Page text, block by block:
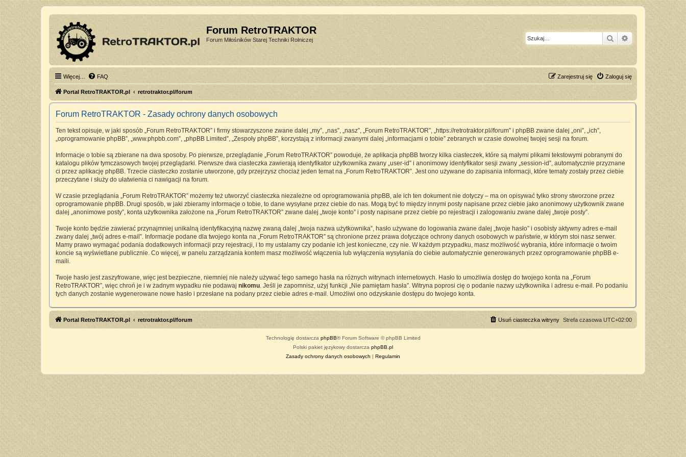
Forum RetroTRAKTOR
Forum Miłośników Starej Techniki Rolniczej Szukaj
Więcej… FAQ Zaloguj się
Zarejestruj się
Portal RetroTRAKTOR.pl retrotraktor.pl/forum
Forum RetroTRAKTOR - Zasady ochrony danych osobowych
Ten tekst opisuje, w jaki sposób „Forum RetroTRAKTOR” i firmy stowarzyszone zwane dalej „my”, „nas”, „nasz”, „Forum RetroTRAKTOR”, „https://retrotraktor.pl//forum” i phpBB zwane dalej „oni”, „ich”,
„oprogramowanie phpBB”, „www.phpbb.com”, „phpBB Limited”, „Zespoły phpBB”, korzystają z informacji zwanymi dalej „informacjami o tobie” zebranych w czasie dowolnej twojej sesji na forum.
Informacje o tobie są zbierane na dwa sposoby. Po pierwsze, przeglądanie „Forum RetroTRAKTOR” powoduje, że aplikacja phpBB tworzy kilka ciasteczek, które są małymi plikami tekstowymi pobranymi do
katalogu plików tymczasowych twojej przeglądarki. Pierwsze dwa ciasteczka zawierają identyfikator użytkownika zwany „user-id” i anonimowy identyfikator sesji zwany „session-id”, automatycznie przyznane
ci przez aplikację phpBB. Trzecie ciasteczko zostanie utworzone, gdy przejrzysz chociaż jeden temat na „Forum RetroTRAKTOR”. Jest ono używane do zapisania informacji, które tematy zostały przez ciebie
przeczytane i służy do ułatwienia ci nawigacji na forum.
W czasie przeglądania „Forum RetroTRAKTOR” możemy też utworzyć ciasteczka niezależne od oprogramowania phpBB, ale ich ten dokument nie dotyczy – ma on opisywać tylko strony stworzone przez
oprogramowanie phpBB. Drugi sposób, w jaki zbieramy informacje o tobie, to dane wysyłane przez ciebie do nas. Mogą być to między innymi posty napisane przez ciebie jako anonimowy użytkownik zwane
dalej „anonimowe posty”, konta użytkownika założone na „Forum RetroTRAKTOR” zwane dalej „twoje konto” i posty napisane przez ciebie po rejestracji i zalogowaniu zwane dalej „twoje posty”.
Twoje konto będzie zawierać przynajmniej unikalną identyfikacyjną nazwę zwaną dalej „twoja nazwa użytkownika”, hasło używane do logowania zwane dalej „twoje hasło” i osobisty aktywny adres e-mail
zwany dalej „twój adres e-mail”. Informacje podane dla twojego konta na „Forum RetroTRAKTOR” są chronione przez prawa dotyczące ochrony danych osobowych w państwie, w którym stoi nasz serwer.
Mamy prawo wymagać podania dodatkowych informacji przy rejestracji, i to my ustalamy czy podanie ich jest konieczne, czy nie. W każdym przypadku, masz możliwość wybrania, które informacje o twoim
koncie są wyświetlane publicznie. Co więcej, w panelu zarządzania kontem masz możliwość włączenia lub wyłączenia wysyłania do ciebie automatycznie generowanych przez oprogramowanie phpBB e-
maili.
Twoje hasło jest zaszyfrowane, więc jest bezpieczne, niemniej nie należy używać tego samego hasła na różnych witrynach internetowych. Hasło to umożliwia dostęp do twojego konta na „Forum
RetroTRAKTOR”, więc chroń je i w żadnym wypadku nie podawaj nikomu. Jeśli je zapomnisz, użyj funkcji „Nie pamiętam hasła”. Witryna poprosi cię o podanie nazwy użytkownika i adresu e-mail. Po podaniu
tych danych zostanie wygenerowane nowe hasło i przesłane na podany przez ciebie adres e-mail. Umożliwi ono odzyskanie dostępu do twojego konta.
Portal RetroTRAKTOR.pl retrotraktor.pl/forum Strefa czasowa UTC+02:00
Usuń ciasteczka witryny
Technologię dostarcza phpBB® Forum Software © phpBB Limited
Polski pakiet językowy dostarcza phpBB.pl
Zasady ochrony danych osobowych | Regulamin